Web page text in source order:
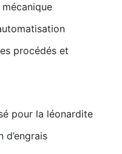
procédés et
pour la léonardite